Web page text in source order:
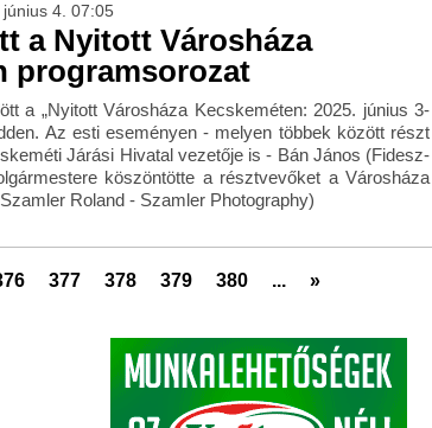
4. 07:05
a Nyitott Városháza
programsorozat
a „Nyitott Városháza Kecskeméten: 2025. június 3-
Az esti eseményen - melyen többek között részt
Járási Hivatal vezetője is - Bán János (Fidesz-
köszöntötte a résztvevőket a Városháza
Roland - Szamler Photography)
377 378 379 380 ... »